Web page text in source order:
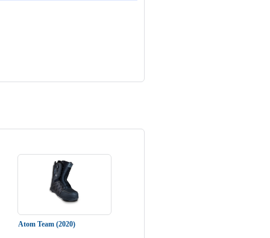
Atom Team (2020)